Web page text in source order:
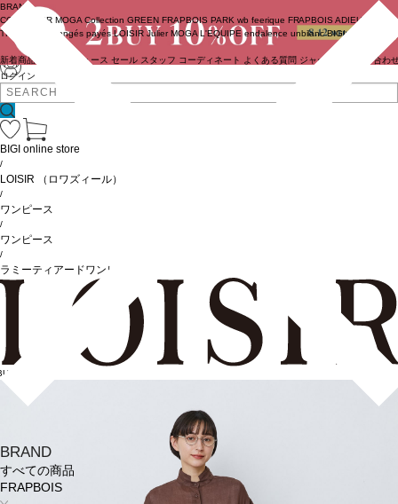
ログイン
BRAND
COUTURIER MOGA Collection GREEN FRAPBOIS PARK wb feerique FRAPBOIS ADIEU
TRISTESSE
congés payés LOISIR Julier MOGA L'EQUIPE endalence unbilanc BIGI online store
新着商品 ニュース セール スタッフ コーディネート よくある質問 ジャーナル お問い合わ
BRAND
すべての商品
FRAPBOIS
BIGI online store
/
LOISIR （ロワズィール）
/
ワンピース
/
ワンピース
/
ラミーティアードワンピース